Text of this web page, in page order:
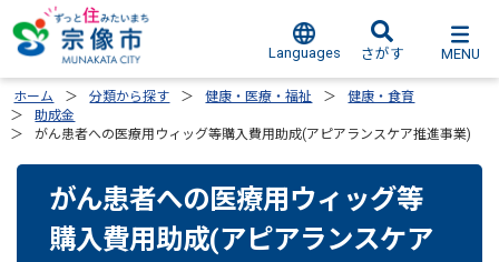
Languages さがす MENU
ホーム 分類から探す 健康・医療・福祉
健康・食育
助成金
がん患者への医療用ウィッグ等購入費用助成(アピアランスケア推進事業)
がん患者への医療用ウィッグ等
購入費用助成(アピアランスケア